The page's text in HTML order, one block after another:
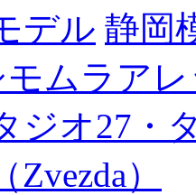
デル 静岡
モムラア
ジオ27・
）